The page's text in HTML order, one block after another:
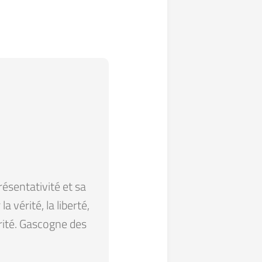
et sa
vérité, la liberté,
Gascogne des